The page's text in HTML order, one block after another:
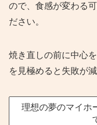
ので、食感が変わる
ださい。
焼き直しの前に中心
を見極めると失敗が減
理想の夢のマイホ